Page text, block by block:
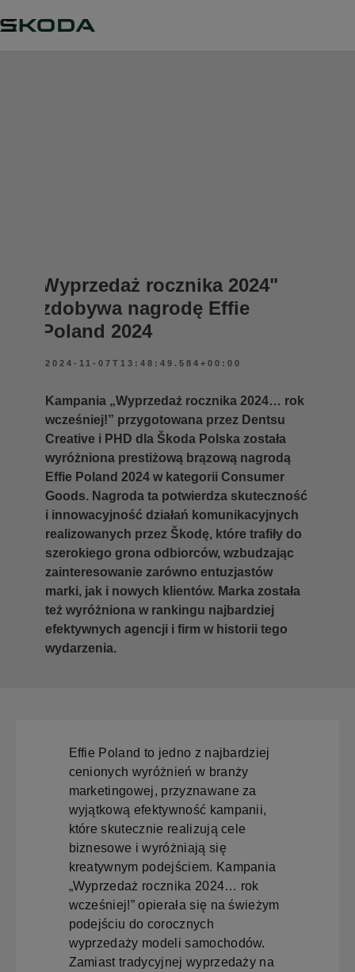
Wyprzedaż rocznika 2024"
zdobywa nagrodę Effie
Poland 2024
2024-11-07T13:48:49.584+00:00
Kampania „Wyprzedaż rocznika 2024… rok
wcześniej!” przygotowana przez Dentsu
Creative i PHD dla Škoda Polska została
wyróżniona prestiżową brązową nagrodą
Effie Poland 2024 w kategorii Consumer
Goods. Nagroda ta potwierdza skuteczność
i innowacyjność działań komunikacyjnych
realizowanych przez Škodę, które trafiły do
szerokiego grona odbiorców, wzbudzając
zainteresowanie zarówno entuzjastów
marki, jak i nowych klientów. Marka została
też wyróżniona w rankingu najbardziej
efektywnych agencji i firm w historii tego
wydarzenia.
Effie Poland to jedno z najbardziej
cenionych wyróżnień w branży
marketingowej, przyznawane za
wyjątkową efektywność kampanii,
które skutecznie realizują cele
biznesowe i wyróżniają się
kreatywnym podejściem. Kampania
„Wyprzedaż rocznika 2024… rok
wcześniej!” opierała się na świeżym
podejściu do corocznych
wyprzedaży modeli samochodów.
Zamiast tradycyjnej wyprzedaży na